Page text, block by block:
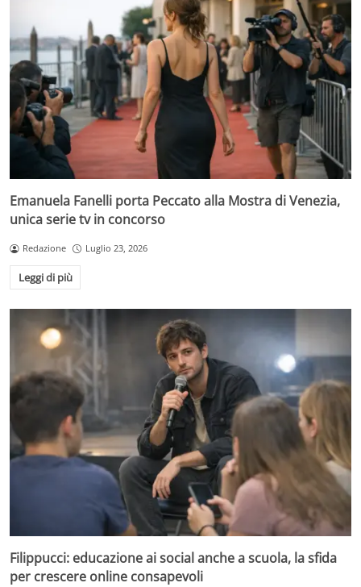
Emanuela Fanelli porta Peccato alla Mostra di Venezia,
unica serie tv in concorso
Redazione Luglio 23, 2026
Leggi di più
Filippucci: educazione ai social anche a scuola, la sfida
per crescere online consapevoli